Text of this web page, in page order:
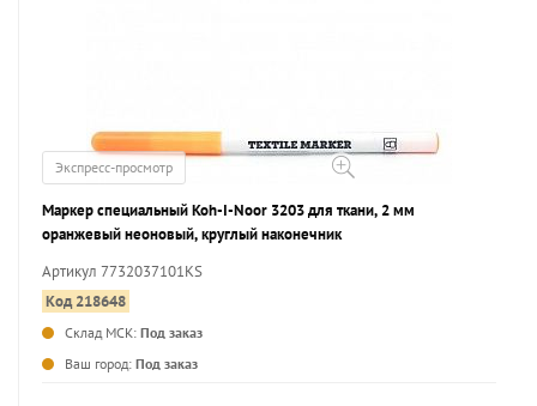
Экспресс-просмотр
Маркер специальный Koh-I-Noor 3203 для ткани, 2 мм
оранжевый неоновый, круглый наконечник
Артикул 7732037101KS
Код 218648
Склад МСК: Под заказ
Ваш город: Под заказ